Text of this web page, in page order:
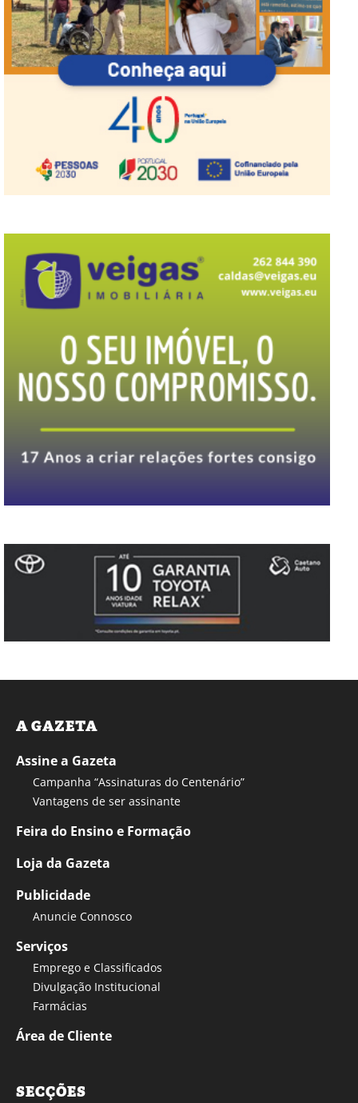
A GAZETA
Assine a Gazeta
Campanha “Assinaturas do Centenário”
Vantagens de ser assinante
Feira do Ensino e Formação
Loja da Gazeta
Publicidade
Anuncie Connosco
Serviços
Emprego e Classificados
Divulgação Institucional
Farmácias
Área de Cliente
SECÇÕES